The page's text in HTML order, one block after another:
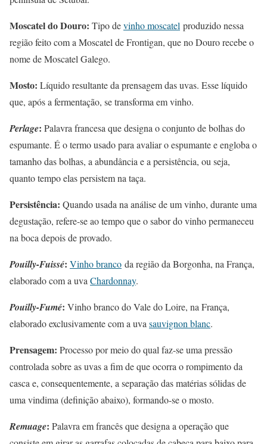
Moscatel do Douro: Tipo devinho moscatel produzido nessa
região feito com a Moscatel de Frontigan, que no Douro recebe o
nome de Moscatel Galego.
Mosto: Líquido resultante da prensagem das uvas. Esse líquido
que, após a fermentação, se transforma em vinho.
Perlage: Palavra francesa que designa o conjunto de bolhas do
espumante. É o termo usado para avaliar o espumante e engloba o
tamanho das bolhas, a abundância e a persistência, ou seja,
quanto tempo elas persistem na taça.
Persistência: Quando usada na análise de um vinho, durante uma
degustação, refere-se ao tempo que o sabor do vinho permaneceu
na boca depois de provado.
Pouilly-Fuissé: Vinho branco da região da Borgonha, na França,
elaborado com a uva Chardonnay.
Pouilly-Fumé: Vinho branco do Vale do Loire, na França,
elaborado exclusivamente com a uva sauvignon blanc.
Prensagem: Processo por meio do qual faz-se uma pressão
controlada sobre as uvas a fim de que ocorra o rompimento da
casca e, consequentemente, a separação das matérias sólidas de
uma vindima (definição abaixo), formando-se o mosto.
Remuage: Palavra em francês que designa a operação que